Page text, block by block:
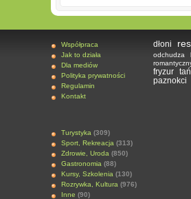
Współpraca
Jak to działa
Dla mediów
Polityka prywatności
Regulamin
Kontakt
Turystyka (309)
Sport, Rekreacja (313)
Zdrowie, Uroda (850)
Gastronomia (88)
Kursy, Szkolenia (130)
Rozrywka, Kultura (976)
Inne (90)
dłoni
odchudza
fryzur
paznokci